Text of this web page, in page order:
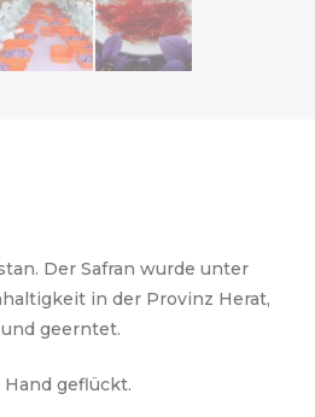
Der Safran wurde unter
in der Provinz Herat,
geerntet.
geflückt.